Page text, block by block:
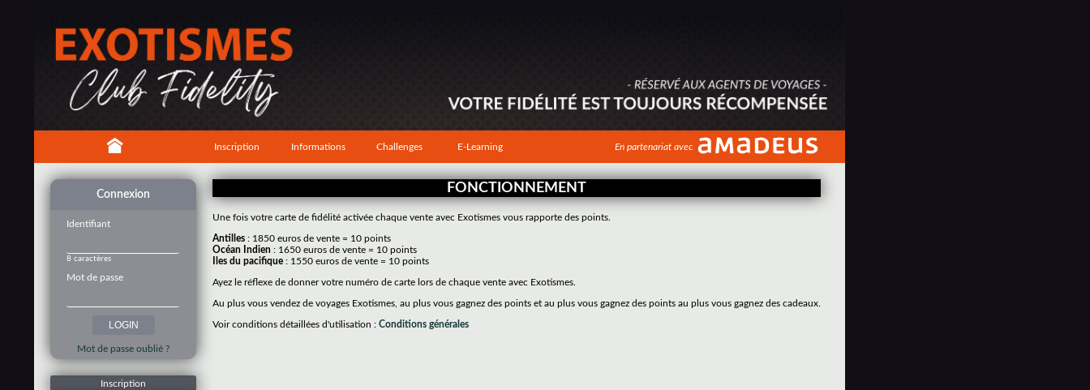
Inscription Informations Challenges E-Learning En partenariat avec
Connexion
Identifiant
8 caractères
Mot de passe
Mot de passe oublié ?
Inscription
FONCTIONNEMENT
Une fois votre carte de fidélité activée chaque vente avec Exotismes vous rapporte des points.
Antilles : 1850 euros de vente = 10 points
Océan Indien : 1650 euros de vente = 10 points
Iles du pacifique : 1550 euros de vente = 10 points
Ayez le réflexe de donner votre numéro de carte lors de chaque vente avec Exotismes.
Au plus vous vendez de voyages Exotismes, au plus vous gagnez des points et au plus vous gagnez des points au plus vous gagnez des cadeaux.
Voir conditions détaillées d'utilisation : Conditions générales